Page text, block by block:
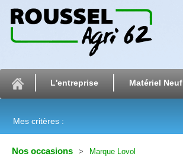
L'entreprise Matériel Neuf
Mes critères :
Nos occasions Marque Lovol